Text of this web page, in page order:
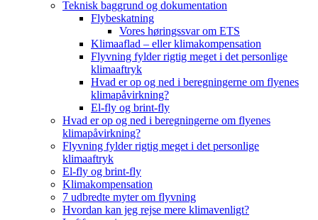
Teknisk baggrund og dokumentation
Flybeskatning
Vores høringssvar om ETS
Klimaaflad – eller klimakompensation
Flyvning fylder rigtig meget i det personlige
klimaaftryk
Hvad er op og ned i beregningerne om flyenes
klimapåvirkning?
El-fly og brint-fly
Hvad er op og ned i beregningerne om flyenes
klimapåvirkning?
Flyvning fylder rigtig meget i det personlige
klimaaftryk
El-fly og brint-fly
Klimakompensation
7 udbredte myter om flyvning
Hvordan kan jeg rejse mere klimavenligt?